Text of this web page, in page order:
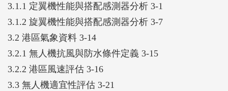
3.1.1 定翼機性能與搭配感測器分析 3-1
3.1.2 旋翼機性能與搭配感測器分析 3-7
3.2 港區氣象資料 3-14
3.2.1 無人機抗風與防水條件定義 3-15
3.2.2 港區風速評估 3-16
3.3 無人機適宜性評估 3-21